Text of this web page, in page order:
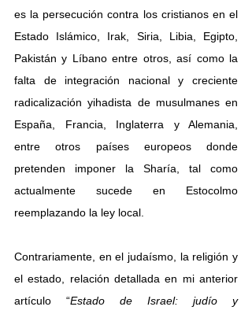
es la persecución contra los cristianos en el
Estado Islámico, Irak, Siria, Libia, Egipto,
Pakistán y Líbano entre otros, así como la
falta de integración nacional y creciente
radicalización yihadista de musulmanes en
España, Francia, Inglaterra y Alemania,
entre otros países europeos donde
pretenden imponer la Sharía, tal como
actualmente sucede en Estocolmo
reemplazando la ley local.
Contrariamente, en el judaísmo, la religión y
el estado, relación detallada en mi anterior
artículo “Estado de Israel: judío y